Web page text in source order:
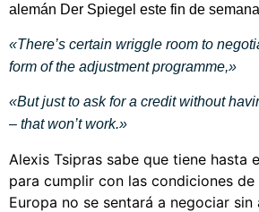
alemán Der Spiegel este fin de
«There’s certain wriggle room to
form of the adjustment programme,»
«But just to ask for a credit without
– that won’t work.»
Alexis Tsipras sabe que tiene hasta
para cumplir con las condiciones
Europa no se sentará a negociar sin